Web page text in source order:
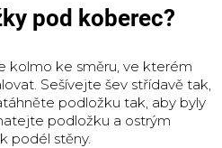
pod koberec?
kolmo ke směru, ve kterém
Sešívejte šev střídavě tak,
podložku tak, aby byly
podložku a ostrým
podél stěny.